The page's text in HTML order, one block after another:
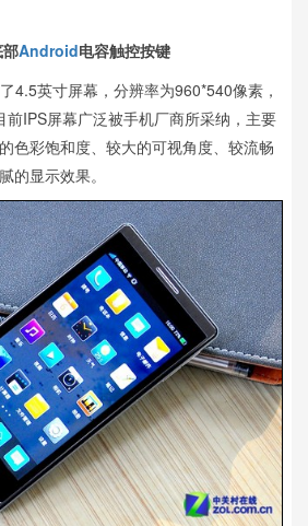
Android电容触控按键
4.5英寸屏幕，分辨率为960*540像素，
前IPS屏幕广泛被手机厂商所采纳，主要
色彩饱和度、较大的可视角度、较流畅
的显示效果。